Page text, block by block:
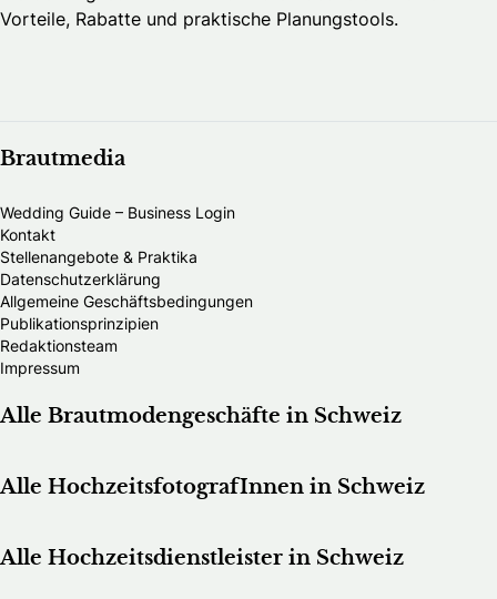
Vorteile, Rabatte und praktische Planungstools.
Brautmedia
Wedding Guide – Business Login
Kontakt
Stellenangebote & Praktika
Datenschutzerklärung
Allgemeine Geschäftsbedingungen
Publikationsprinzipien
Redaktionsteam
Impressum
Alle Brautmodengeschäfte in Schweiz
Alle HochzeitsfotografInnen in Schweiz
Alle Hochzeitsdienstleister in Schweiz